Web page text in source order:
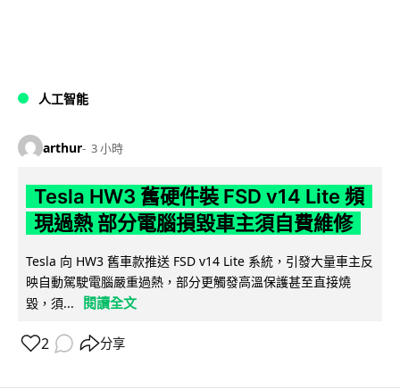
人工智能
arthur 3 小時
Tesla HW3 舊硬件裝 FSD v14 Lite 頻
現過熱 部分電腦損毀車主須自費維修
Tesla 向 HW3 舊車款推送 FSD v14 Lite 系統，引發大量車主反
映自動駕駛電腦嚴重過熱，部分更觸發高溫保護甚至直接燒
毀，須...
閱讀全文
2 分享